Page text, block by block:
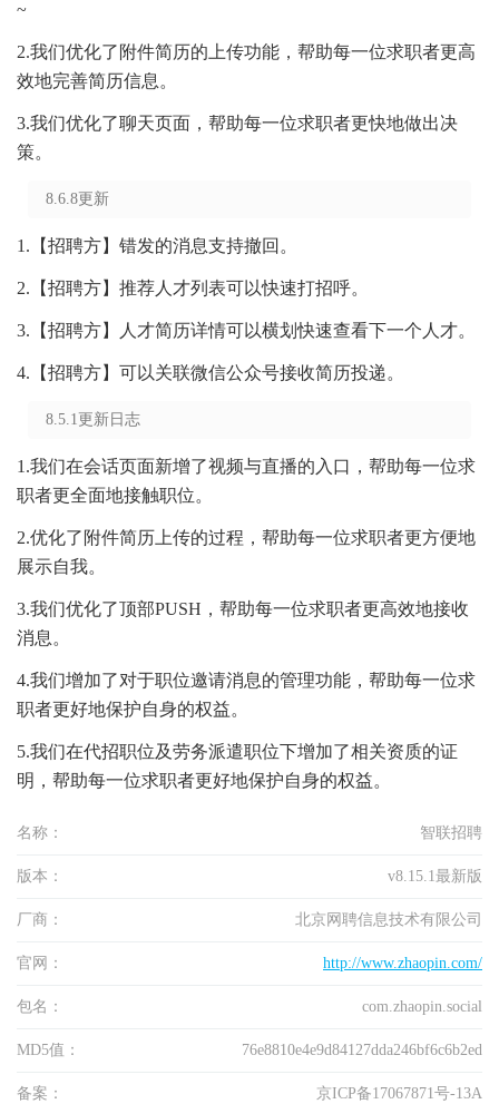
~
2.我们优化了附件简历的上传功能，帮助每一位求职者更高
效地完善简历信息。
3.我们优化了聊天页面，帮助每一位求职者更快地做出决
策。
8.6.8更新
1.【招聘方】错发的消息支持撤回。
2.【招聘方】推荐人才列表可以快速打招呼。
3.【招聘方】人才简历详情可以横划快速查看下一个人才。
4.【招聘方】可以关联微信公众号接收简历投递。
8.5.1更新日志
1.我们在会话页面新增了视频与直播的入口，帮助每一位求
职者更全面地接触职位。
2.优化了附件简历上传的过程，帮助每一位求职者更方便地
展示自我。
3.我们优化了顶部PUSH，帮助每一位求职者更高效地接收
消息。
4.我们增加了对于职位邀请消息的管理功能，帮助每一位求
职者更好地保护自身的权益。
5.我们在代招职位及劳务派遣职位下增加了相关资质的证
明，帮助每一位求职者更好地保护自身的权益。
名称： 智联招聘
版本： v8.15.1最新版
厂商： 北京网聘信息技术有限公司
官网： http://www.zhaopin.com/
包名： com.zhaopin.social
MD5值： 76e8810e4e9d84127dda246bf6c6b2ed
备案： 京ICP备17067871号-13A